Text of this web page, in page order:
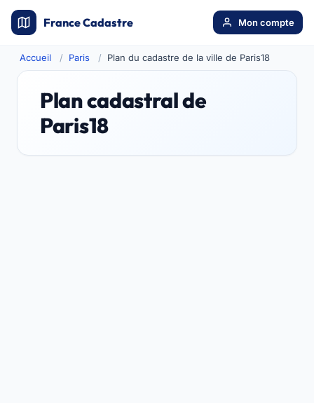
France Cadastre Mon compte
Accueil Paris Plan du cadastre de la ville de Paris18
Plan cadastral de
Paris18